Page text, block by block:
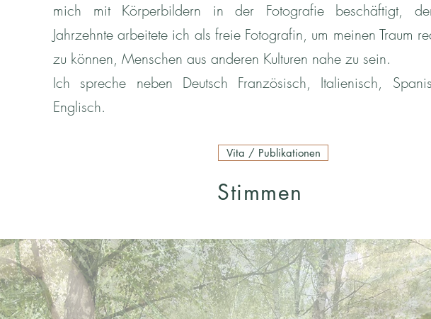
mich mit Körperbildern in der Fotografie beschäftigt,
Jahrzehnte arbeitete ich als freie Fotografin, um meinen Traum
zu können, Menschen aus anderen Kulturen nahe zu sein.
Ich spreche neben Deutsch Französisch, Italienisch,
Englisch.
Vita / Publikationen
Stimmen